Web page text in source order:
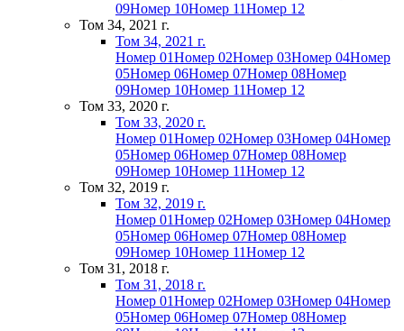
09Номер 10Номер 11Номер 12
Том 34, 2021 г.
Том 34, 2021 г.
Номер 01Номер 02Номер 03Номер 04Номер
05Номер 06Номер 07Номер 08Номер
09Номер 10Номер 11Номер 12
Том 33, 2020 г.
Том 33, 2020 г.
Номер 01Номер 02Номер 03Номер 04Номер
05Номер 06Номер 07Номер 08Номер
09Номер 10Номер 11Номер 12
Том 32, 2019 г.
Том 32, 2019 г.
Номер 01Номер 02Номер 03Номер 04Номер
05Номер 06Номер 07Номер 08Номер
09Номер 10Номер 11Номер 12
Том 31, 2018 г.
Том 31, 2018 г.
Номер 01Номер 02Номер 03Номер 04Номер
05Номер 06Номер 07Номер 08Номер